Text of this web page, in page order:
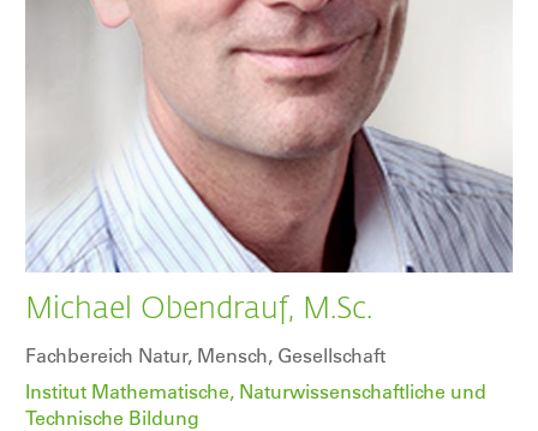
Michael Obendrauf, M.Sc.
Fachbereich Natur, Mensch, Gesellschaft
Institut Mathematische, Naturwissenschaftliche und
Technische Bildung